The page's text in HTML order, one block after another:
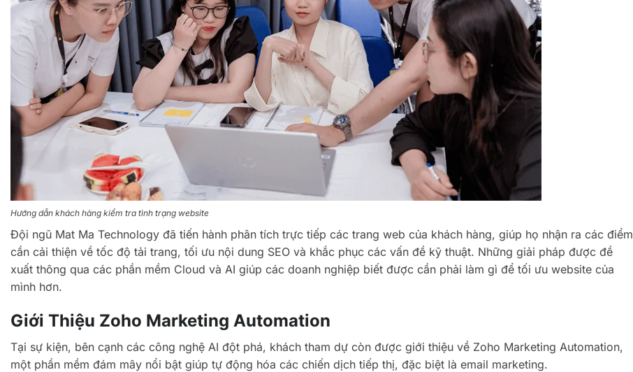
Hướng dẫn khách hàng kiểm tra tình trạng website
Đội ngũ Mat Ma Technology đã tiến hành phân tích trực tiếp các trang web của khách hàng, giúp họ nhận ra các điểm
cần cải thiện về tốc độ tải trang, tối ưu nội dung SEO và khắc phục các vấn đề kỹ thuật. Những giải pháp được đề
xuất thông qua các phần mềm Cloud và AI giúp các doanh nghiệp biết được cần phải làm gì để tối ưu website của
mình hơn.
Giới Thiệu Zoho Marketing Automation
Tại sự kiện, bên cạnh các công nghệ AI đột phá, khách tham dự còn được giới thiệu về Zoho Marketing Automation,
một phần mềm đám mây nổi bật giúp tự động hóa các chiến dịch tiếp thị, đặc biệt là email marketing.